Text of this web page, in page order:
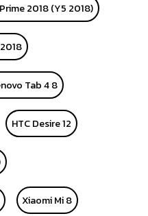
2018 (Y5 2018)
Tab 4 8
HTC Desire 12
Xiaomi Mi 8